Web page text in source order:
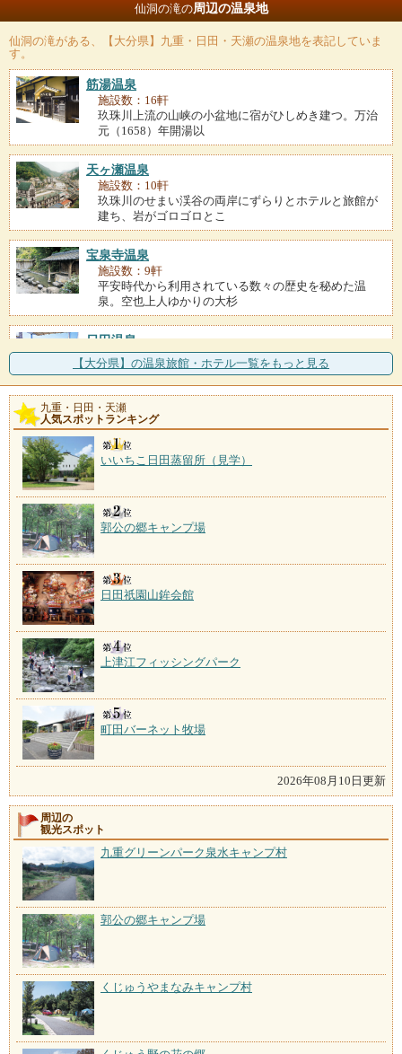
仙洞の滝の周辺の温泉地
仙洞の滝がある、【大分県】九重・日田・天瀬の温泉地を表記していま
す。
筋湯温泉
施設数：16軒
玖珠川上流の山峡の小盆地に宿がひしめき建つ。万治
元（1658）年開湯以
天ヶ瀬温泉
施設数：10軒
玖珠川のせまい渓谷の両岸にずらりとホテルと旅館が
建ち、岩がゴロゴロとこ
宝泉寺温泉
施設数：9軒
平安時代から利用されている数々の歴史を秘めた温
泉。空也上人ゆかりの大杉
日田温泉
施設数：5軒
土蔵づくりの古い町並みが残り、天領時代を彷彿させ
る日田。三隈川のほとり
湯坪温泉
施設数：4軒
九重連山の北ろく、飯田高原の一角、玖珠川沿いにあ
【大分県】の温泉旅館・ホテル一覧をもっと見る
九重・日田・天瀬
人気スポットランキング
いいちこ日田蒸留所（見学）
郭公の郷キャンプ場
日田祇園山鉾会館
上津江フィッシングパーク
町田バーネット牧場
2026年08月10日更新
周辺の
観光スポット
九重グリーンパーク泉水キャンプ村
郭公の郷キャンプ場
くじゅうやまなみキャンプ村